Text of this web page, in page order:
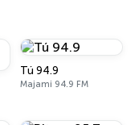
Tú 94.9
Majami 94.9 FM